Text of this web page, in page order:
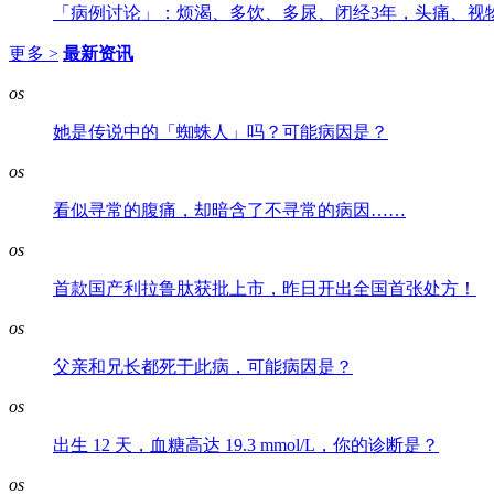
「病例讨论」：烦渴、多饮、多尿、闭经3年，头痛、视
更多 > 最新资讯
os
她是传说中的「蜘蛛人」吗？可能病因是？
os
看似寻常的腹痛，却暗含了不寻常的病因……
os
首款国产利拉鲁肽获批上市，昨日开出全国首张处方！
os
父亲和兄长都死于此病，可能病因是？
os
出生 12 天，血糖高达 19.3 mmol/L，你的诊断是？
os